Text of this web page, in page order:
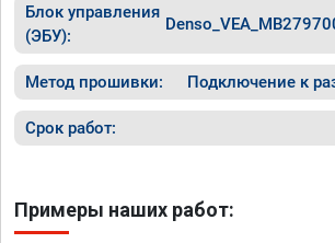
Блок управления
(ЭБУ):
Метод прошивки: Подключение к
Срок работ:
Примеры наших работ: